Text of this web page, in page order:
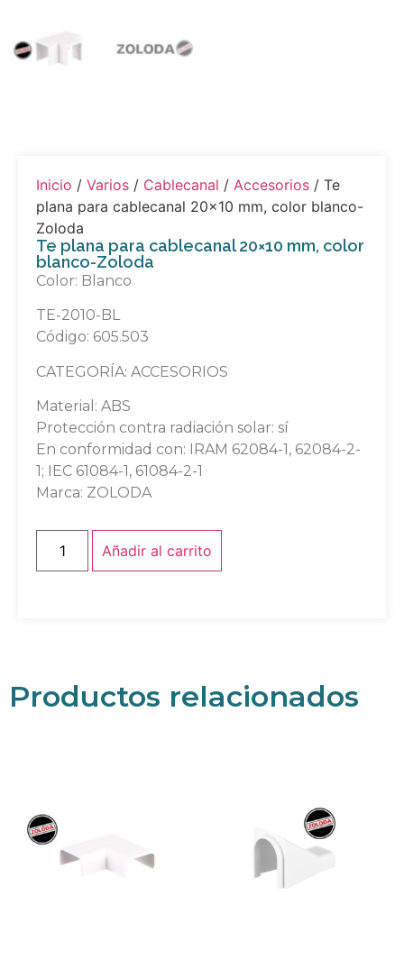
Inicio / Varios / Cablecanal / Accesorios / Te
plana para cablecanal 20×10 mm, color blanco-
Zoloda
Te plana para cablecanal 20×10 mm, color
blanco-Zoloda
Color: Blanco
TE-2010-BL
Código: 605.503
CATEGORÍA: ACCESORIOS
Material: ABS
Protección contra radiación solar: sí
En conformidad con: IRAM 62084-1, 62084-2-
1; IEC 61084-1, 61084-2-1
Marca: ZOLODA
Añadir al carrito
Productos relacionados